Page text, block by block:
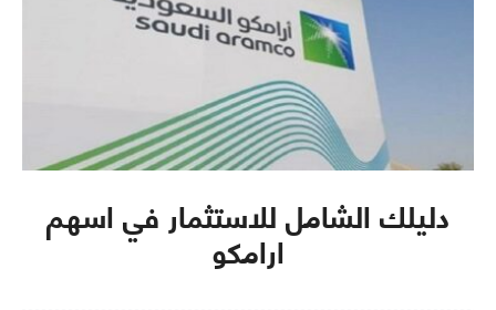
دليلك الشامل للاستثمار في اسهم
ارامكو